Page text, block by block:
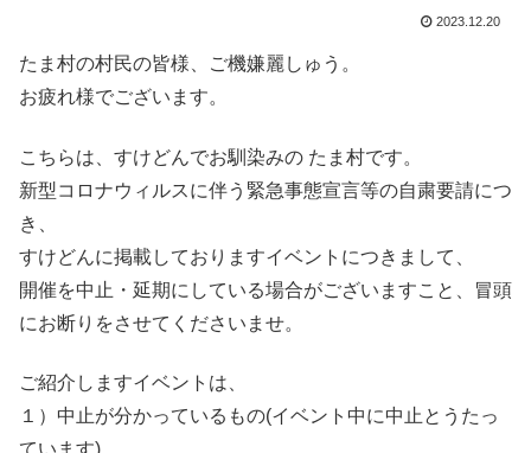
2023.12.20
たま村の村民の皆様、ご機嫌麗しゅう。
お疲れ様でございます。
こちらは、すけどんでお馴染みの たま村です。
新型コロナウィルスに伴う緊急事態宣言等の自粛要請につ
き、
すけどんに掲載しておりますイベントにつきまして、
開催を中止・延期にしている場合がございますこと、冒頭
にお断りをさせてくださいませ。
ご紹介しますイベントは、
１）中止が分かっているもの(イベント中に中止とうたっ